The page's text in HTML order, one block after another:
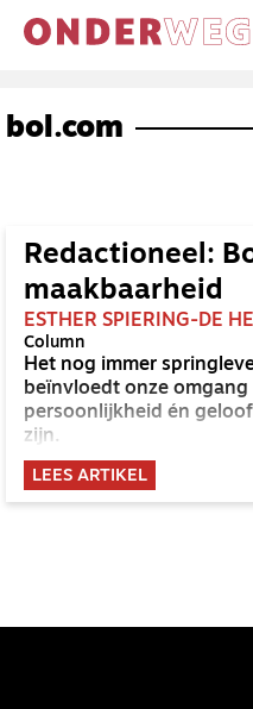
bol.com
Redactioneel:
maakbaarheid
ESTHER SPIERING-DE
Column
Het nog immer
beïnvloedt onze omgang
persoonlijkheid én
zijn.
LEES ARTIKEL